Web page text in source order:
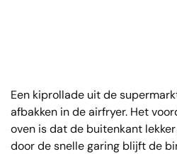
Een kiprollade uit de
afbakken in de airfryer. Het
oven is dat de buitenkant
door de snelle garing blijft de